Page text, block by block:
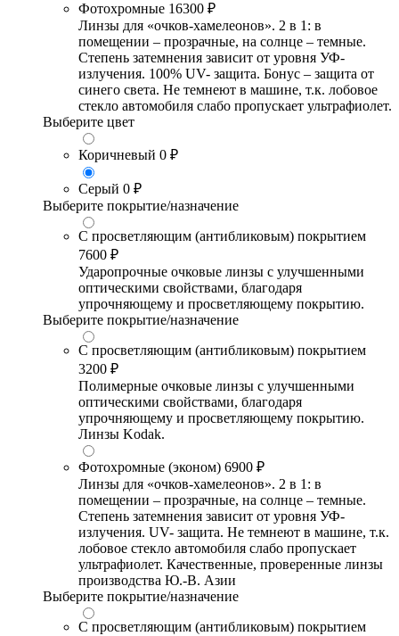
Фотохромные 16300 ₽
Линзы для «очков-хамелеонов». 2 в 1: в
помещении – прозрачные, на солнце – темные.
Степень затемнения зависит от уровня УФ-
излучения. 100% UV- защита. Бонус – защита от
синего света. Не темнеют в машине, т.к. лобовое
стекло автомобиля слабо пропускает ультрафиолет.
Выберите цвет
Коричневый 0 ₽
Серый 0 ₽
Выберите покрытие/назначение
С просветляющим (антибликовым) покрытием
7600 ₽
Ударопрочные очковые линзы с улучшенными
оптическими свойствами, благодаря
упрочняющему и просветляющему покрытию.
Выберите покрытие/назначение
С просветляющим (антибликовым) покрытием
3200 ₽
Полимерные очковые линзы с улучшенными
оптическими свойствами, благодаря
упрочняющему и просветляющему покрытию.
Линзы Kodak.
Фотохромные (эконом) 6900 ₽
Линзы для «очков-хамелеонов». 2 в 1: в
помещении – прозрачные, на солнце – темные.
Степень затемнения зависит от уровня УФ-
излучения. UV- защита. Не темнеют в машине, т.к.
лобовое стекло автомобиля слабо пропускает
ультрафиолет. Качественные, проверенные линзы
производства Ю.-В. Азии
Выберите покрытие/назначение
С просветляющим (антибликовым) покрытием